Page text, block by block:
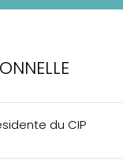
du CIP